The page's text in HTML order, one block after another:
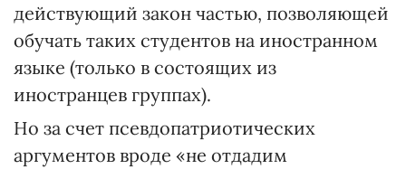
действующий закон частью, позволяющей
обучать таких студентов на иностранном
языке (только в состоящих из
иностранцев группах).
Но за счет псевдопатриотических
аргументов вроде «не отдадим